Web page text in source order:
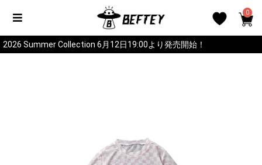
0
2026 Summer Collection 6月12日19:00より発売開始！